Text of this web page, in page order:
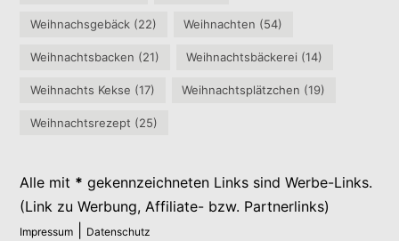
Weihnachsgebäck (22) Weihnachten (54)
Weihnachtsbacken (21) Weihnachtsbäckerei (14)
Weihnachts Kekse (17) Weihnachtsplätzchen (19)
Weihnachtsrezept (25)
Alle mit * gekennzeichneten Links sind Werbe-Links.
(Link zu Werbung, Affiliate- bzw. Partnerlinks)
Impressum Datenschutz